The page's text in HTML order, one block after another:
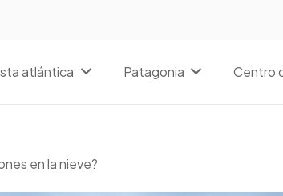
atlántica Patagonia Centro
en la nieve?